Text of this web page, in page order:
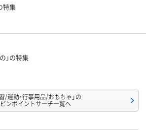
特集
」の特集
習/運動・行事用品/おもちゃ」の
ピンポイントサーチ一覧へ